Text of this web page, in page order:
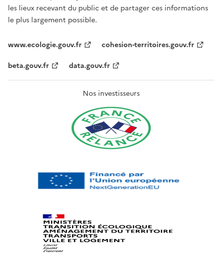
les lieux recevant du public et de partager ces informations
le plus largement possible.
www.ecologie.gouv.fr
cohesion-territoires.gouv.fr
beta.gouv.fr
data.gouv.fr
Nos investisseurs